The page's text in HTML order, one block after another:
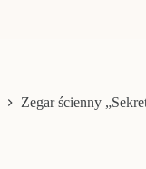
Zegar ścienny